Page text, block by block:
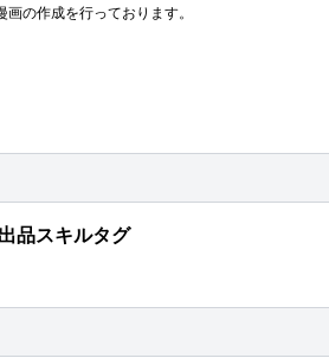
の作成を行っております。
出品スキルタグ